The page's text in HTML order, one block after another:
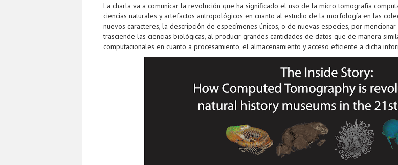
La charla va a comunicar la revolución que ha significado el uso de la micro tomografía
ciencias naturales y artefactos antropológicos en cuanto al estudio de la morfología en las
nuevos caracteres, la descripción de especímenes únicos, o de nuevas especies, por
trasciende las ciencias biológicas, al producir grandes cantidades de datos que de manera
computacionales en cuanto a procesamiento, el almacenamiento y acceso eficiente a dicha